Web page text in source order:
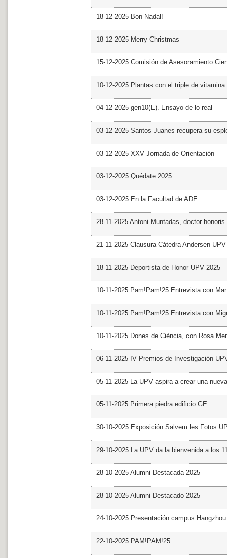
18-12-2025 Bon Nadal!
18-12-2025 Merry Christmas
15-12-2025 Comisión de Asesoramiento
10-12-2025 Plantas con el triple de vitamina
04-12-2025 gen10(E). Ensayo de lo real
03-12-2025 Santos Juanes recupera su
03-12-2025 XXV Jornada de Orientación
03-12-2025 Quédate 2025
03-12-2025 En la Facultad de ADE
28-11-2025 Antoni Muntadas, doctor
21-11-2025 Clausura Cátedra Andersen UPV
18-11-2025 Deportista de Honor UPV 2025
10-11-2025 Pam!Pam!25 Entrevista con
10-11-2025 Pam!Pam!25 Entrevista con
10-11-2025 Dones de Ciència, con Rosa
06-11-2025 IV Premios de Investigación
05-11-2025 La UPV aspira a crear una
05-11-2025 Primera piedra edificio GE
30-10-2025 Exposición Salvem les Fotos
29-10-2025 La UPV da la bienvenida a los
28-10-2025 Alumni Destacada 2025
28-10-2025 Alumni Destacado 2025
24-10-2025 Presentación campus
22-10-2025 PAM!PAM!25